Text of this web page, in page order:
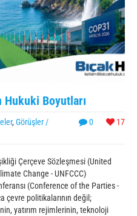
Boyutları
0 17
, Görüşler /
Çerçeve Sözleşmesi (United
Change - UNFCCC)
(Conference of the Parties -
çevre politikalarının değil;
yatırım rejimlerinin, teknoloji